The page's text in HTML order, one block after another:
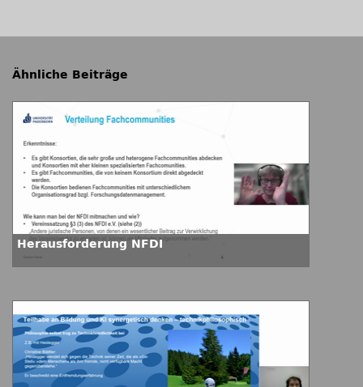
Ähnliche Beiträge
Herausforderung NFDI